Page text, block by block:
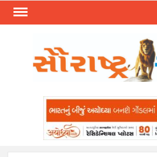
Skip